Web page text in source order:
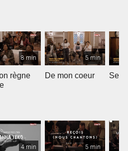
8 min
règne
5 min
De mon coeur
4 min 5 min